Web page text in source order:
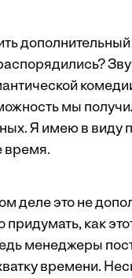
мы
Я имею в виду
время.
деле это не
как
менеджеры
времени.